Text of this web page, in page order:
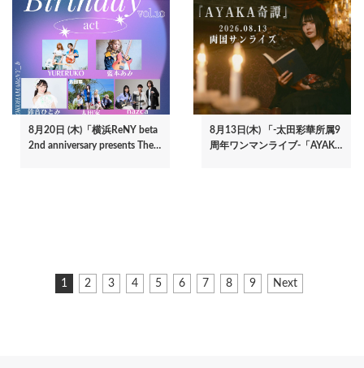
8月20日 (木)「横浜ReNY beta
2nd anniversary presents The…
8月13日(木) 「-太田彩華所属9
周年ワンマンライブ-「AYAK…
カ
1
ペ
2
ペ
3
ペ
4
ペ
5
ペ
6
ペ
7
ペ
8
ペ
9
次
Next